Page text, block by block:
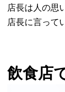
店長は人の思
店長に言って
飲食店